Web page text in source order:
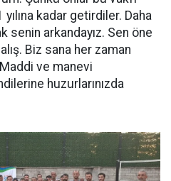
kadar getirdiler. Daha
senin arkandayız. Sen öne
Biz sana her zaman
ve manevi
huzurlarınızda